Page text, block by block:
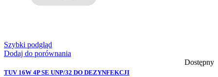
Szybki podgląd
Dodaj do porównania
Dostępny
TUV 16W 4P SE UNP/32 DO DEZYNFEKCJI